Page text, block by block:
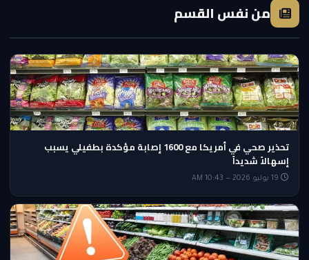
من نفس القسم
تحذير صحي في أمريكا مع 1600 إصابة مؤكدة بطفيلي يسبب
إسهالاً شديداً